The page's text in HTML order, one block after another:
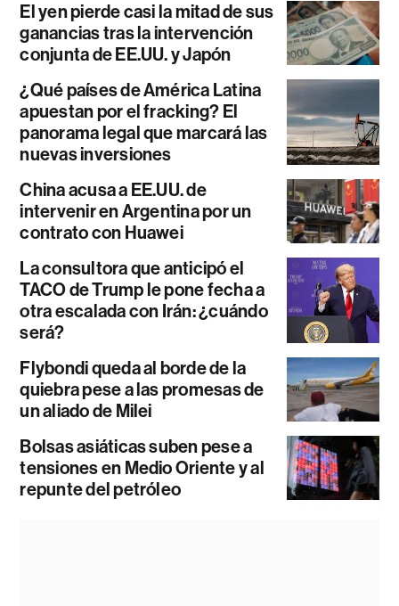
El yen pierde casi la mitad de sus
ganancias tras la intervención
conjunta de EE.UU. y Japón
¿Qué países de América Latina
apuestan por el fracking? El
panorama legal que marcará las
nuevas inversiones
China acusa a EE.UU. de
intervenir en Argentina por un
contrato con Huawei
La consultora que anticipó el
TACO de Trump le pone fecha a
otra escalada con Irán: ¿cuándo
será?
Flybondi queda al borde de la
quiebra pese a las promesas de
un aliado de Milei
Bolsas asiáticas suben pese a
tensiones en Medio Oriente y al
repunte del petróleo